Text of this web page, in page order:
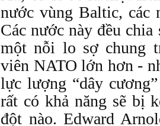
nước vùng Baltic, các
Các nước này đều
một nỗi lo sợ chung
viên NATO lớn hơn -
lực lượng “dây
rất có khả năng sẽ bị
đột nào. Edward